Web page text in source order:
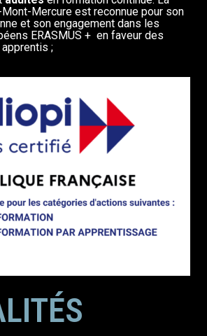
Mercure est reconnue pour son
et son engagement dans les
ERASMUS + en faveur des
;